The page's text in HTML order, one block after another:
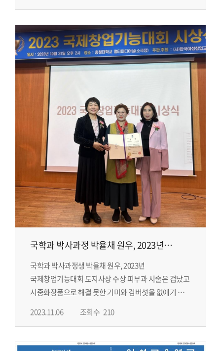
국학과 박사과정 박율채 원우, 2023년
국제창업기능대회 도지사상 수상
국학과 박사과정생 박율채 원우, 2023년
국제창업기능대회 도지사상 수상 피부과 시술은 겁났고
시중화장품으로 해결 못한 기미와 검버섯을 없애기 위해
2023.11.06 조회수 210